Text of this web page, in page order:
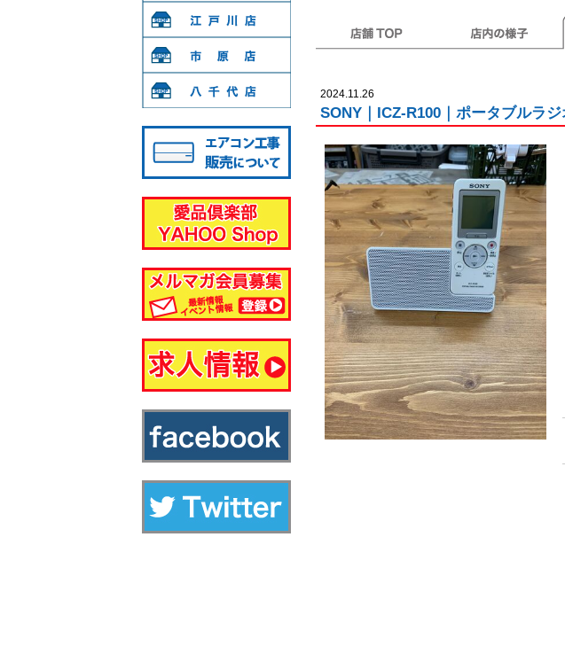
2024.11.26
SONY｜ICZ-R100｜ポータブルラジ